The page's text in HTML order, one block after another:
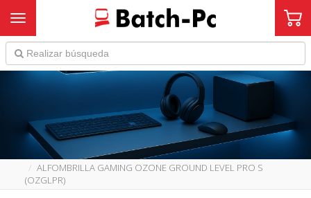
Toggle navigation
ALFOMBRILLA GAMING OZONE GROUND LEVEL PRO S
(OZGLPR)